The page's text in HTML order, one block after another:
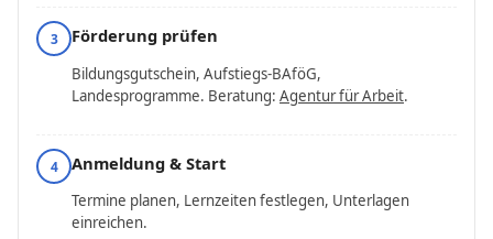
3 Förderung prüfen
Bildungsgutschein, Aufstiegs-BAföG,
Landesprogramme. Beratung: Agentur für Arbeit.
4 Anmeldung & Start
Termine planen, Lernzeiten festlegen, Unterlagen
einreichen.